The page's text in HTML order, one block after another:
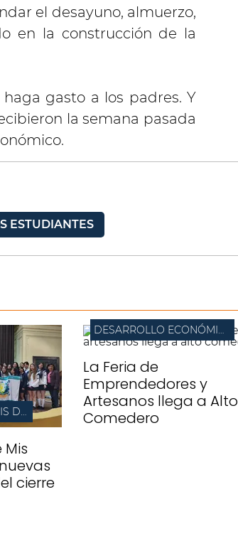
el desayuno, almuerzo,
en la construcción de la
gasto a los padres. Y
la semana pasada
ESTUDIANTES
cierre
DESARROLLO ECONÓMICO
La Feria de
Emprendedores y
Artesanos llega a Alto
Comedero